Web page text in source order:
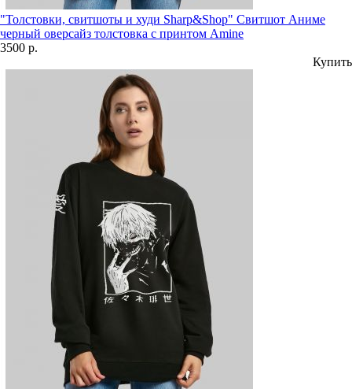
"Толстовки, свитшоты и худи Sharp&Shop" Свитшот Аниме
черный оверсайз толстовка с принтом Amine
3500 р.
Купить